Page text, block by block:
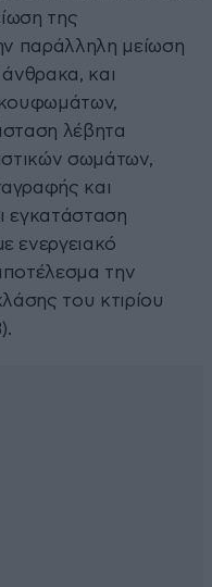
της
παράλληλη μείωση
και
κουφωμάτων,
λέβητα
σωμάτων,
και
εγκατάσταση
ενεργειακό
την
του κτιρίου